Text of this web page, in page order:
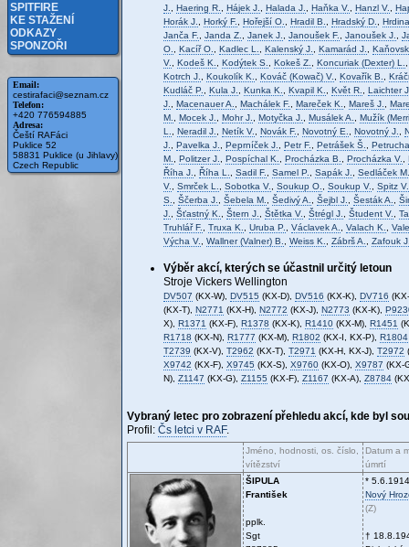
SPITFIRE
KE STAŽENÍ
ODKAZY
SPONZOŘI
Email:
cestirafaci@seznam.cz
Telefon:
+420 776594885
Adresa:
Čeští RAFáci
Puklice 52
58831 Puklice (u Jihlavy)
Czech Republic
J.
Haering R. Hájek J. Halada J. Haňka V. Hanzl V.
Horák J.
Horký F. Hořejší O. Hradil B. Hradský D.
Janča F.
Janda Z. Janek J. Janoušek F. Janoušek J.
O.
Kacíř O. Kadlec L. Kalenský J. Kamarád J.
V.
Kodeš K. Kodýtek S. Kokeš Z. Koncuriak (Dexter) L.
Kotrch J.
Koukolík K. Kováč (Kowač) V. Kovařík B.
Kudláč P.
Kula J. Kunka K. Kvapil K. Květ R.
Laichter
J.
Macenauer A. Machálek F. Mareček K. Mareš J.
M.
Mocek J. Mohr J. Motyčka J. Musálek A.
Mužík
L.
Neradil J. Netík V. Novák F. Novotný E. Novotný J.
J.
Pavelka J. Peprníček J. Petr F. Petrášek Š.
M.
Politzer J. Pospíchal K. Procházka B. Procházka V.
Říha J.
Říha L. Sadil F. Samel P. Sapák J.
Sedláček M.
V.
Smrček L. Sobotka V. Soukup O. Soukup V.
Spitz V.
S.
Ščerba J. Šebela M. Šedivý A. Šejbl J. Šesták A.
J.
Šťastný K. Štern J. Štětka V. Štrégl J. Študent V.
Truhlář F.
Truxa K. Uruba P. Václavek A. Valach K.
Výcha V.
Wallner (Valner) B. Weiss K. Zábrš A. Zafouk
Výběr akcí, kterých se účastnil určitý letoun
Stroje Vickers Wellington
DV507 (KX-W), DV515 (KX-D), DV516 (KX-K), DV716
(KX-T), N2771 (KX-H), N2772 (KX-J), N2773 (KX-K),
X), R1371 (KX-F), R1378 (KX-K), R1410 (KX-M), R1451
R1718 (KX-N), R1777 (KX-M), R1802 (KX-I, KX-P), R1804
T2739 (KX-V), T2962 (KX-T), T2971 (KX-H, KX-J), T2972
X9742 (KX-F), X9745 (KX-S), X9760 (KX-O), X9787 (KX-
N), Z1147 (KX-G), Z1155 (KX-F), Z1167 (KX-A), Z8784
Vybraný letec pro zobrazení přehledu akcí, kde byl
Profil: Čs letci v RAF.
Jméno, hodnosti, os. číslo,
vítězství
Datum a
úmrtí
ŠIPULA
František
pplk.
Sgt
* 5.6.1914
Nový
(Z)
†